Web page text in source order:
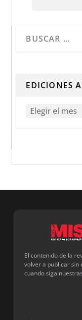
EDICIONES
El contenido de la
volver a publicar sin
cuando siga nuestras